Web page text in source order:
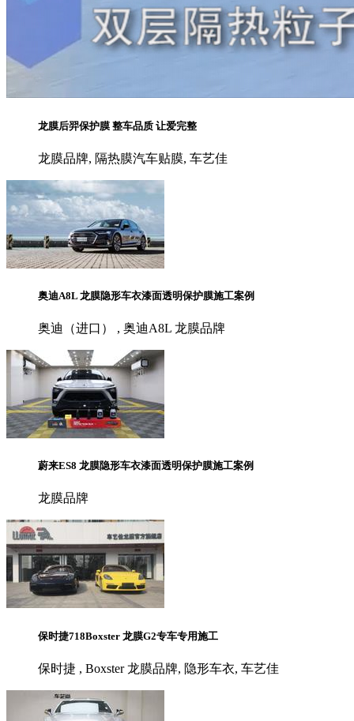
龙膜后羿保护膜 整车品质 让爱完整
龙膜品牌, 隔热膜汽车贴膜, 车艺佳
奥迪A8L 龙膜隐形车衣漆面透明保护膜施工案例
奥迪（进口） , 奥迪A8L 龙膜品牌
蔚来ES8 龙膜隐形车衣漆面透明保护膜施工案例
龙膜品牌
保时捷718Boxster 龙膜G2专车专用施工
保时捷 , Boxster 龙膜品牌, 隐形车衣, 车艺佳